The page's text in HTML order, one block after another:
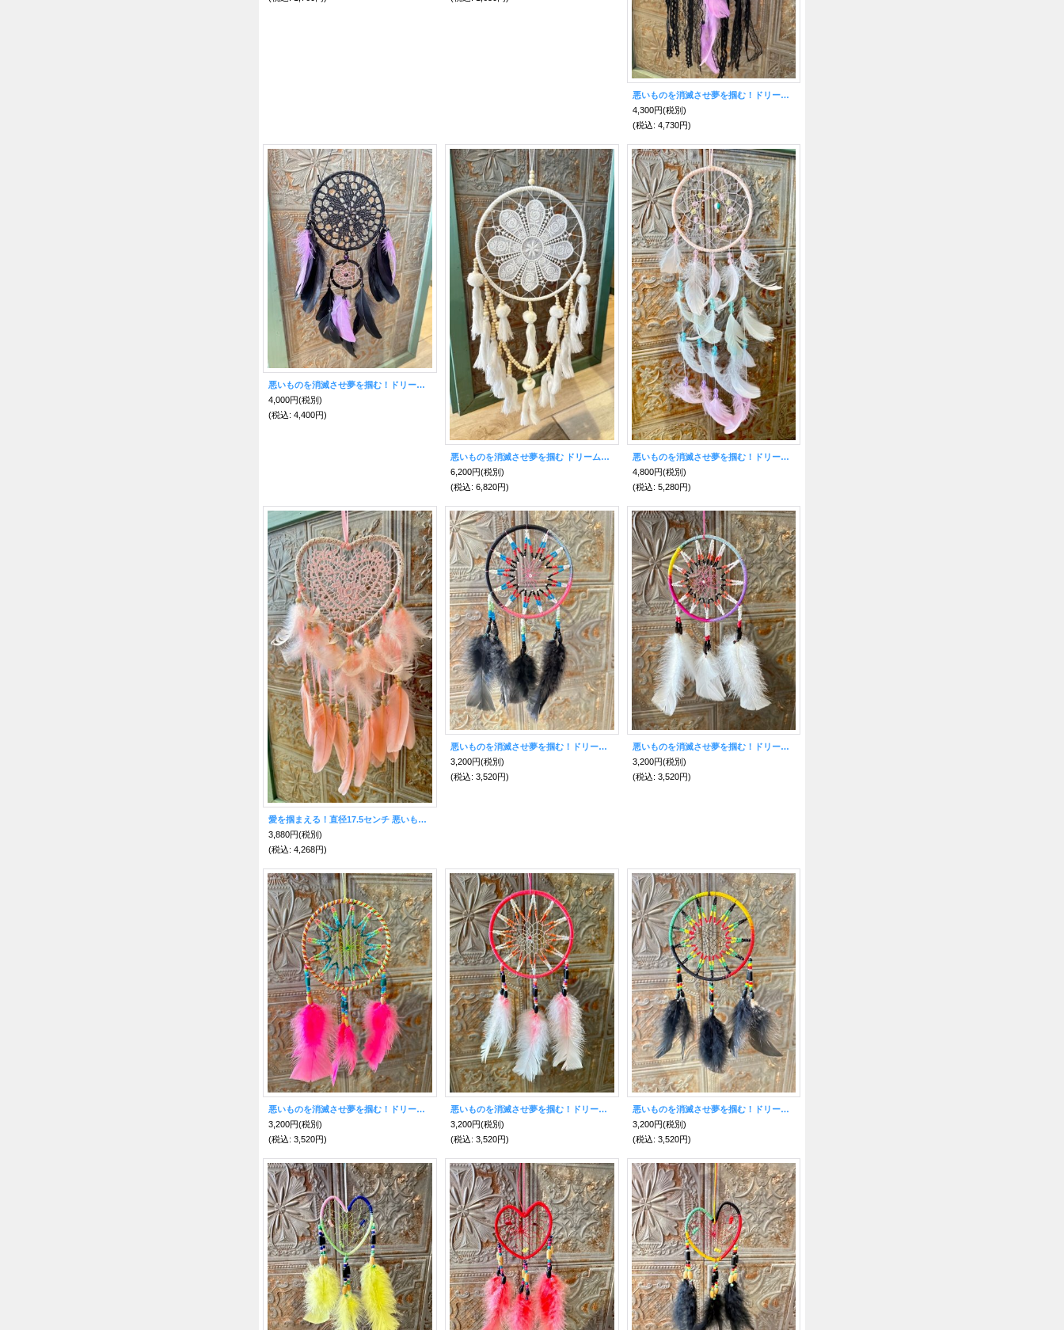
悪いものを消滅させ夢を掴む！ドリームキャッチャーラージ ブラックレース
4,300円(税別)
(税込: 4,730円)
悪いものを消滅させ夢を掴む！ドリームキャッチャーL ダブルブラック
4,000円(税別)
(税込: 4,400円)
悪いものを消滅させ夢を掴む ドリームキャッチャーラージ ホワイトタッセル
6,200円(税別)
(税込: 6,820円)
悪いものを消滅させ夢を掴む！ドリームキャッチャーL ピンク
4,800円(税別)
(税込: 5,280円)
愛を掴まえる！直径17.5センチ 悪いものを消滅させ夢を掴む ドリームキャッチャーラージハート ピンク
3,880円(税別)
(税込: 4,268円)
悪いものを消滅させ夢を掴む！ドリームキャッチャー大☆カラフルブラック
3,200円(税別)
(税込: 3,520円)
悪いものを消滅させ夢を掴む！ドリームキャッチャー大☆カラフルホワイト
3,200円(税別)
(税込: 3,520円)
悪いものを消滅させ夢を掴む！ドリームキャッチャー大☆パステルピンク
3,200円(税別)
(税込: 3,520円)
悪いものを消滅させ夢を掴む！ドリームキャッチャー大☆ピンク
3,200円(税別)
(税込: 3,520円)
悪いものを消滅させ夢を掴む！ドリームキャッチャー大☆ラスタ
3,200円(税別)
(税込: 3,520円)